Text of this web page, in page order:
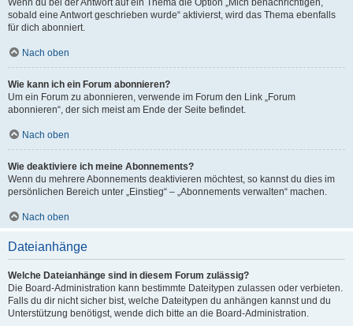
Wenn du bei der Antwort auf ein Thema die Option „Mich benachrichtigen,
sobald eine Antwort geschrieben wurde“ aktivierst, wird das Thema ebenfalls
für dich abonniert.
Nach oben
Wie kann ich ein Forum abonnieren?
Um ein Forum zu abonnieren, verwende im Forum den Link „Forum
abonnieren“, der sich meist am Ende der Seite befindet.
Nach oben
Wie deaktiviere ich meine Abonnements?
Wenn du mehrere Abonnements deaktivieren möchtest, so kannst du dies im
persönlichen Bereich unter „Einstieg“ – „Abonnements verwalten“ machen.
Nach oben
Dateianhänge
Welche Dateianhänge sind in diesem Forum zulässig?
Die Board-Administration kann bestimmte Dateitypen zulassen oder verbieten.
Falls du dir nicht sicher bist, welche Dateitypen du anhängen kannst und du
Unterstützung benötigst, wende dich bitte an die Board-Administration.